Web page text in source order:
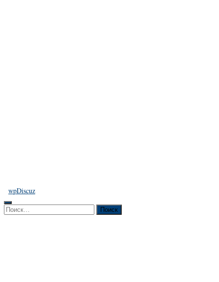
wpDiscuz
Найти: